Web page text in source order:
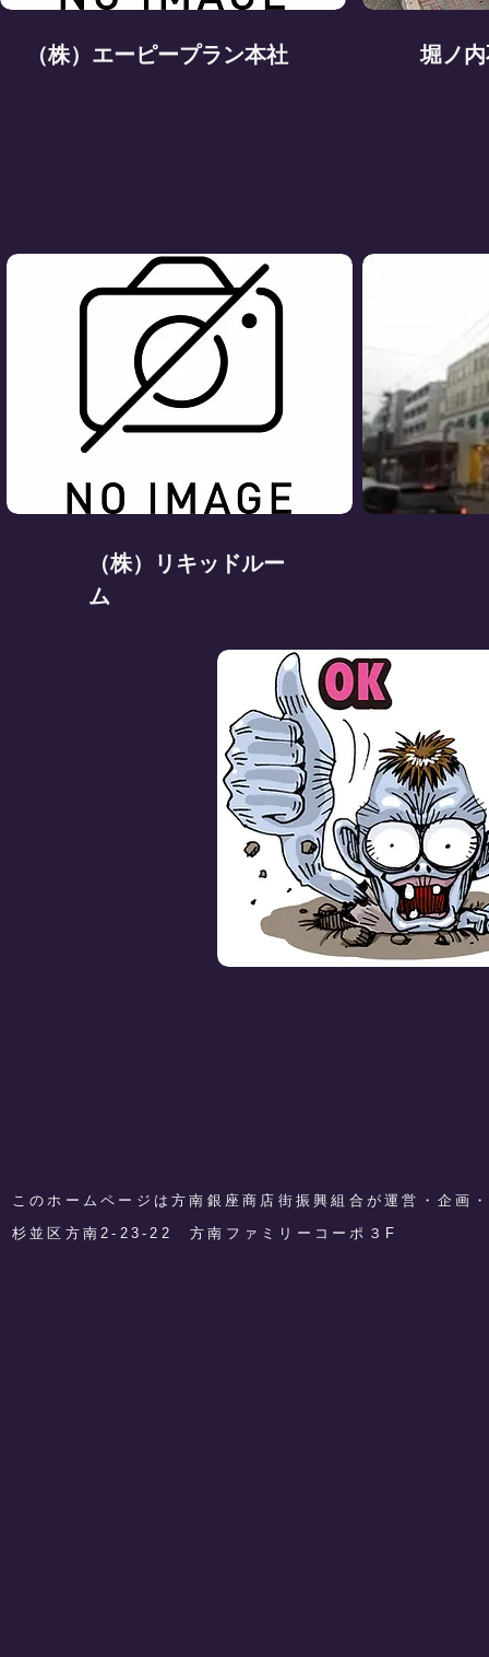
（株）エーピープラン本社 堀ノ
（株）リキッドルー
ム
このホームページは方南銀座商店街振興組合が運営・企画
​杉並区方南2-23-22 方南ファミリーコーポ３F